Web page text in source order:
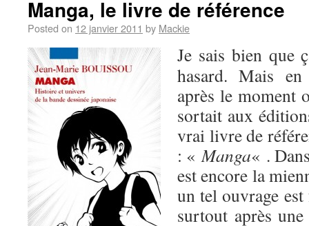
Manga, le livre de référence
Posted on 12 janvier 2011 by Mackie
Je sais bien que
hasard. Mais
après le moment
sortait aux
vrai livre de
: «Manga« .
est encore la
un tel ouvrage
surtout après